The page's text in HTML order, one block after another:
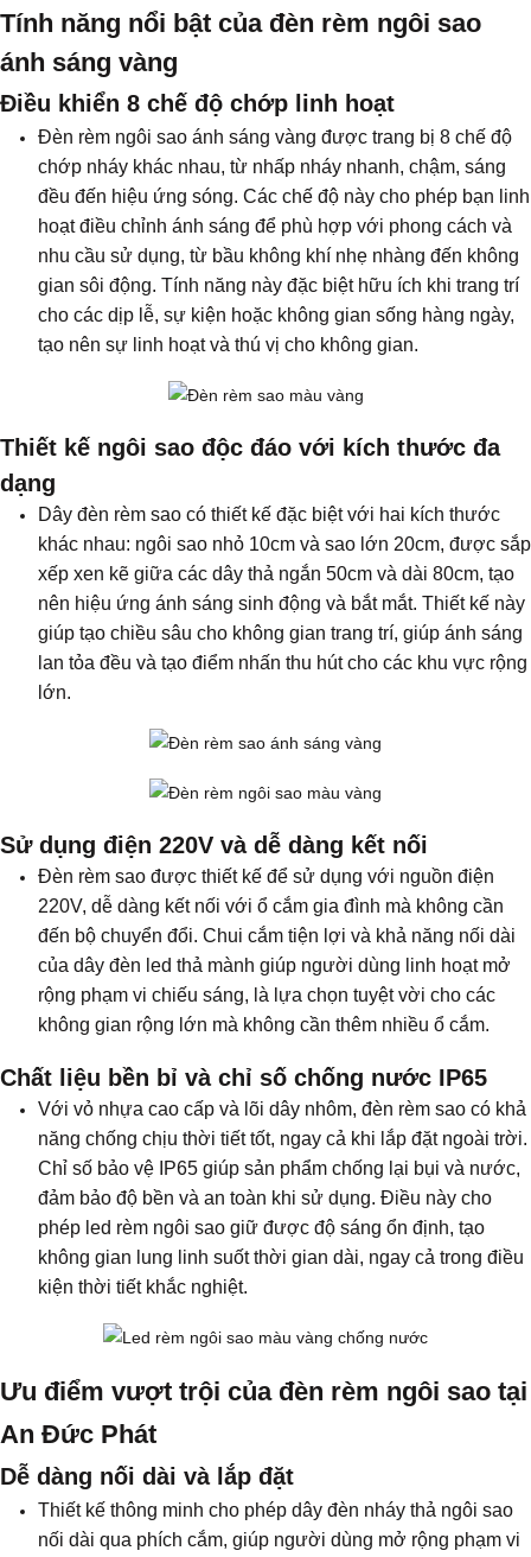
Tính năng nổi bật của đèn rèm ngôi sao
ánh sáng vàng
Điều khiển 8 chế độ chớp linh hoạt
Đèn rèm ngôi sao ánh sáng vàng được trang bị 8 chế độ
chớp nháy khác nhau, từ nhấp nháy nhanh, chậm, sáng
đều đến hiệu ứng sóng. Các chế độ này cho phép bạn linh
hoạt điều chỉnh ánh sáng để phù hợp với phong cách và
nhu cầu sử dụng, từ bầu không khí nhẹ nhàng đến không
gian sôi động. Tính năng này đặc biệt hữu ích khi trang trí
cho các dịp lễ, sự kiện hoặc không gian sống hàng ngày,
tạo nên sự linh hoạt và thú vị cho không gian.
Thiết kế ngôi sao độc đáo với kích thước đa
dạng
Dây đèn rèm sao có thiết kế đặc biệt với hai kích thước
khác nhau: ngôi sao nhỏ 10cm và sao lớn 20cm, được sắp
xếp xen kẽ giữa các dây thả ngắn 50cm và dài 80cm, tạo
nên hiệu ứng ánh sáng sinh động và bắt mắt. Thiết kế này
giúp tạo chiều sâu cho không gian trang trí, giúp ánh sáng
lan tỏa đều và tạo điểm nhấn thu hút cho các khu vực rộng
lớn.
Sử dụng điện 220V và dễ dàng kết nối
Đèn rèm sao được thiết kế để sử dụng với nguồn điện
220V, dễ dàng kết nối với ổ cắm gia đình mà không cần
đến bộ chuyển đổi. Chui cắm tiện lợi và khả năng nối dài
của dây đèn led thả mành giúp người dùng linh hoạt mở
rộng phạm vi chiếu sáng, là lựa chọn tuyệt vời cho các
không gian rộng lớn mà không cần thêm nhiều ổ cắm.
Chất liệu bền bỉ và chỉ số chống nước IP65
Với vỏ nhựa cao cấp và lõi dây nhôm, đèn rèm sao có khả
năng chống chịu thời tiết tốt, ngay cả khi lắp đặt ngoài trời.
Chỉ số bảo vệ IP65 giúp sản phẩm chống lại bụi và nước,
đảm bảo độ bền và an toàn khi sử dụng. Điều này cho
phép led rèm ngôi sao giữ được độ sáng ổn định, tạo
không gian lung linh suốt thời gian dài, ngay cả trong điều
kiện thời tiết khắc nghiệt.
Ưu điểm vượt trội của đèn rèm ngôi sao tại
An Đức Phát
Dễ dàng nối dài và lắp đặt
Thiết kế thông minh cho phép dây đèn nháy thả ngôi sao
nối dài qua phích cắm, giúp người dùng mở rộng phạm vi